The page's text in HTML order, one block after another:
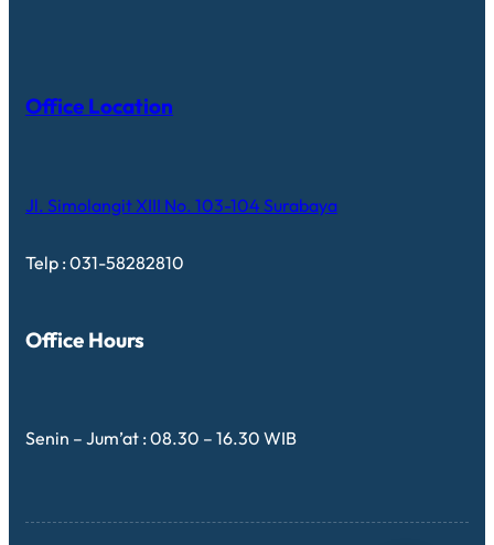
Office Location
Jl. Simolangit XIII No. 103-104 Surabaya
Telp : 031-58282810
Office Hours
Senin – Jum’at : 08.30 – 16.30 WIB